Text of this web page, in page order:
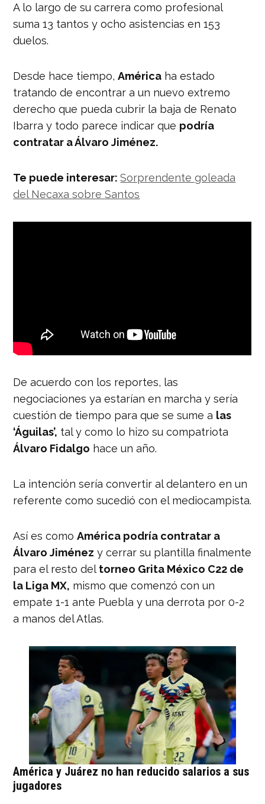
A lo largo de su carrera como profesional
suma 13 tantos y ocho asistencias en 153
duelos.
Desde hace tiempo,América ha estado
tratando de encontrar a un nuevo extremo
derecho que pueda cubrir la baja de Renato
Ibarra y todo parece indicar que podría
contratar a Álvaro Jiménez.
Te puede interesar:Sorprendente goleada
del Necaxa sobre Santos
De acuerdo con los reportes, las
negociaciones ya estarían en marcha y sería
cuestión de tiempo para que se sume a las
‘Águilas’, tal y como lo hizo su compatriota
Álvaro Fidalgo hace un año.
La intención sería convertir al delantero en un
referente como sucedió con el mediocampista.
Así es comoAmérica podría contratar a
Álvaro Jiménez y cerrar su plantilla finalmente
para el resto deltorneo Grita México C22 de
la Liga MX, mismo que comenzó con un
empate 1-1 ante Puebla y una derrota por 0-2
a manos del Atlas.
América y Juárez no han reducido salarios a sus
jugadores